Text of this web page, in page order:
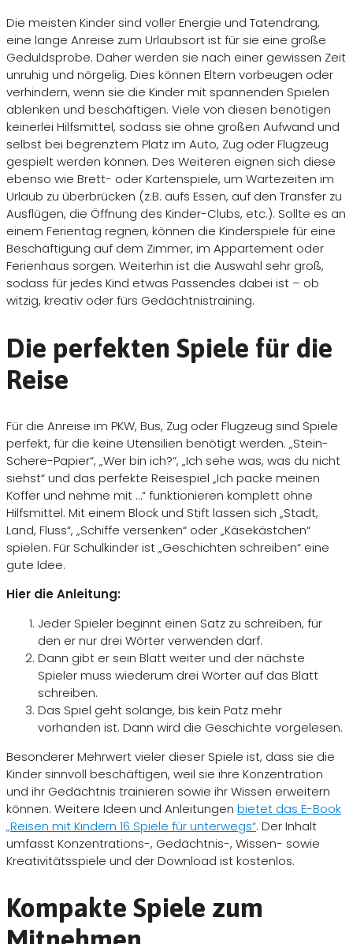
Die meisten Kinder sind voller Energie und Tatendrang,
eine lange Anreise zum Urlaubsort ist für sie eine große
Geduldsprobe. Daher werden sie nach einer gewissen Zeit
unruhig und nörgelig. Dies können Eltern vorbeugen oder
verhindern, wenn sie die Kinder mit spannenden Spielen
ablenken und beschäftigen. Viele von diesen benötigen
keinerlei Hilfsmittel, sodass sie ohne großen Aufwand und
selbst bei begrenztem Platz im Auto, Zug oder Flugzeug
gespielt werden können. Des Weiteren eignen sich diese
ebenso wie Brett- oder Kartenspiele, um Wartezeiten im
Urlaub zu überbrücken (z.B. aufs Essen, auf den Transfer zu
Ausflügen, die Öffnung des Kinder-Clubs, etc.). Sollte es an
einem Ferientag regnen, können die Kinderspiele für eine
Beschäftigung auf dem Zimmer, im Appartement oder
Ferienhaus sorgen. Weiterhin ist die Auswahl sehr groß,
sodass für jedes Kind etwas Passendes dabei ist – ob
witzig, kreativ oder fürs Gedächtnistraining.
Die perfekten Spiele für die
Reise
Für die Anreise im PKW, Bus, Zug oder Flugzeug sind Spiele
perfekt, für die keine Utensilien benötigt werden. „Stein-
Schere-Papier“, „Wer bin ich?“, „Ich sehe was, was du nicht
siehst“ und das perfekte Reisespiel „Ich packe meinen
Koffer und nehme mit …“ funktionieren komplett ohne
Hilfsmittel. Mit einem Block und Stift lassen sich „Stadt,
Land, Fluss“, „Schiffe versenken“ oder „Käsekästchen“
spielen. Für Schulkinder ist „Geschichten schreiben“ eine
gute Idee.
Hier die Anleitung:
Jeder Spieler beginnt einen Satz zu schreiben, für
den er nur drei Wörter verwenden darf.
Dann gibt er sein Blatt weiter und der nächste
Spieler muss wiederum drei Wörter auf das Blatt
schreiben.
Das Spiel geht solange, bis kein Patz mehr
vorhanden ist. Dann wird die Geschichte vorgelesen.
Besonderer Mehrwert vieler dieser Spiele ist, dass sie die
Kinder sinnvoll beschäftigen, weil sie ihre Konzentration
und ihr Gedächtnis trainieren sowie ihr Wissen erweitern
können. Weitere Ideen und Anleitungen bietet das E-Book
„Reisen mit Kindern 16 Spiele für unterwegs“. Der Inhalt
umfasst Konzentrations-, Gedächtnis-, Wissen- sowie
Kreativitätsspiele und der Download ist kostenlos.
Kompakte Spiele zum